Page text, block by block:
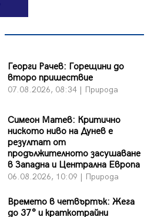
Георги Рачев: Горещини до
второ пришествие
07.08.2026, 08:34 | Природа
Симеон Матев: Критично
ниското ниво на Дунев е
резултат от
продължителното засушаване
в Западна и Централна Европа
06.08.2026, 10:09 | Природа
Времето в четвъртък: Жега
до 37° и краткотрайни